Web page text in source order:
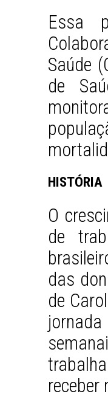
Essa
Saúde
de
HISTÓRIA
O
de
das
de
receber